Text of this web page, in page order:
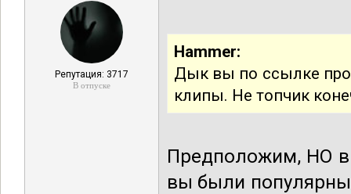
Репутация: 3717
В отпуске
Hammer:
Дык вы по ссылке
клипы. Не топчик
Предположим, НО
вы были